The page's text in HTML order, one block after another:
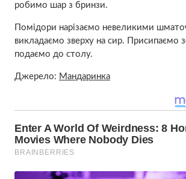
робимо шар з бринзи.
Помідори нарізаємо невеликими
викладаємо зверху на сир. Присипаємо
подаємо до столу.
Джерело: Мандаринка